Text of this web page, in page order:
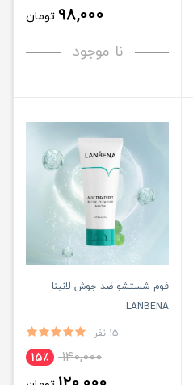
98,000 تومان
نا موجود
فوم شستشو ضد جوش لانبنا
LANBENA
15 نفر
140,000 15٪